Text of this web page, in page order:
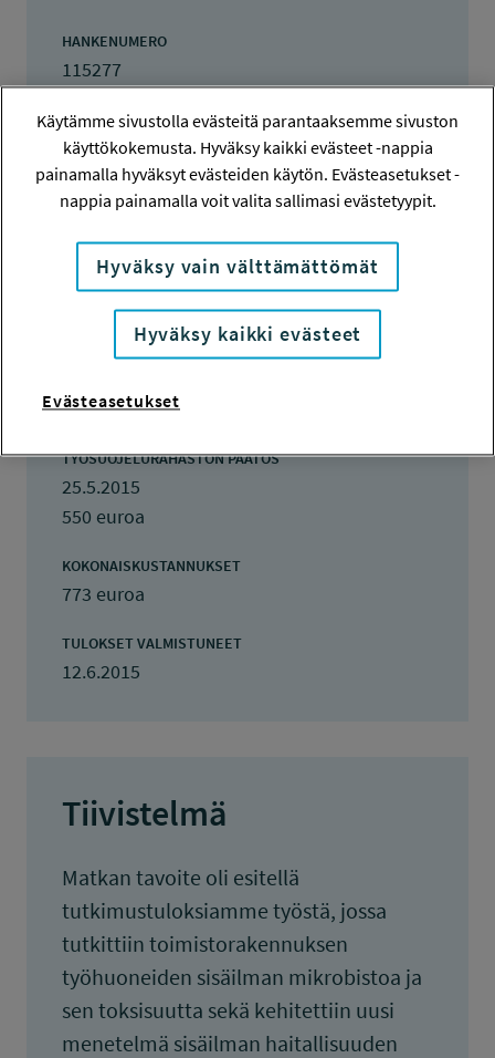
HANKENUMERO
115277
HAKIJA
Johanna Salo
TOTEUTTAJA
LISÄTIETOJA
johanna.salo@aalto.fi
17.5.2015 - 12.6.2015
TYÖSUOJELURAHASTON PÄÄTÖS
25.5.2015
550 euroa
KOKONAISKUSTANNUKSET
773 euroa
TULOKSET VALMISTUNEET
12.6.2015
Tiivistelmä
Matkan tavoite oli esitellä
tutkimustuloksiamme työstä, jossa
tutkittiin toimistorakennuksen
työhuoneiden sisäilman mikrobistoa ja
sen toksisuutta sekä kehitettiin uusi
menetelmä sisäilman haitallisuuden
Käytämme sivustolla evästeitä parantaaksemme sivuston
käyttökokemusta. Hyväksy kaikki evästeet -nappia
painamalla hyväksyt evästeiden käytön. Evästeasetukset -
nappia painamalla voit valita sallimasi evästetyypit.
Hyväksy vain välttämättömät
Hyväksy kaikki evästeet
Evästeasetukset